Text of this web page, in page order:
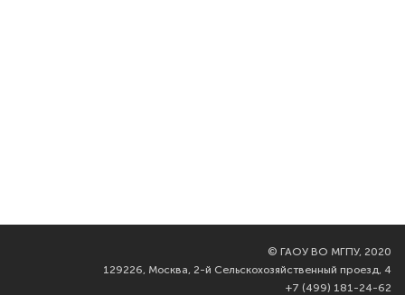
© ГАОУ ВО МГПУ, 2020
129226, Москва, 2-й Сельскохозяйственный проезд, 4
+7 (499) 181-24-62